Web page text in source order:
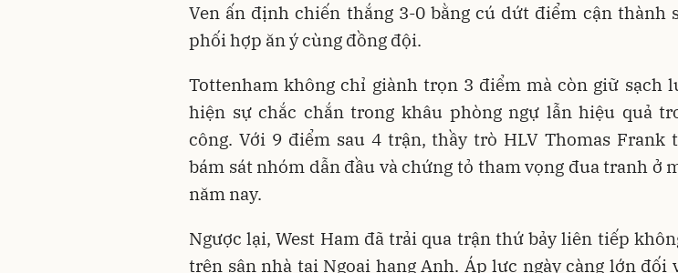
Ven ấn định chiến thắng 3-0 bằng cú dứt điểm cận thành
phối hợp ăn ý cùng đồng đội.
Tottenham không chỉ giành trọn 3 điểm mà còn giữ sạch
hiện sự chắc chắn trong khâu phòng ngự lẫn hiệu quả
công. Với 9 điểm sau 4 trận, thầy trò HLV Thomas Frank
bám sát nhóm dẫn đầu và chứng tỏ tham vọng đua tranh ở
năm nay.
Ngược lại, West Ham đã trải qua trận thứ bảy liên tiếp
trên sân nhà tại Ngoại hạng Anh. Áp lực ngày càng lớn đối